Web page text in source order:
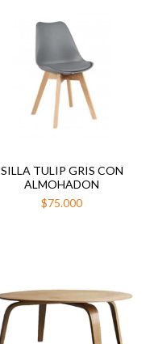
SILLA TULIP GRIS CON
ALMOHADON
$75.000